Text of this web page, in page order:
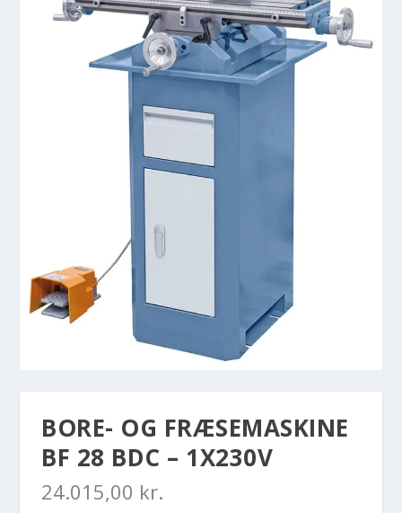
BORE- OG FRÆSEMASKINE
BF 28 BDC – 1X230V
24.015,00 kr.